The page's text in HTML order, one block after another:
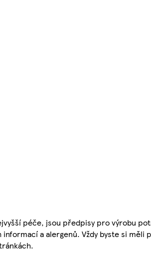
péče, jsou předpisy pro výrobu
a alergenů. Vždy byste si měli